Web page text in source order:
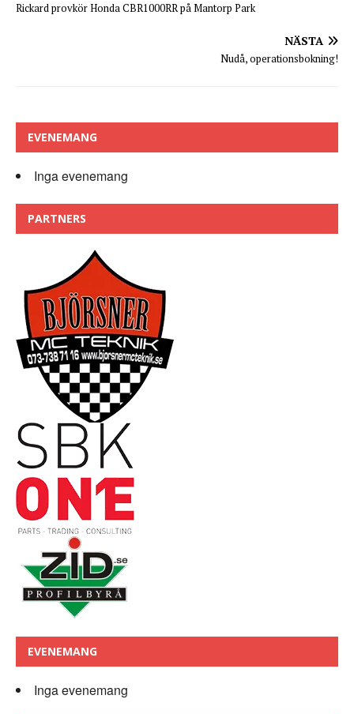
Rickard provkör Honda CBR1000RR på Mantorp Park
NÄSTA
Nudå, operationsbokning!
EVENEMANG
Inga evenemang
PARTNERS
EVENEMANG
Inga evenemang